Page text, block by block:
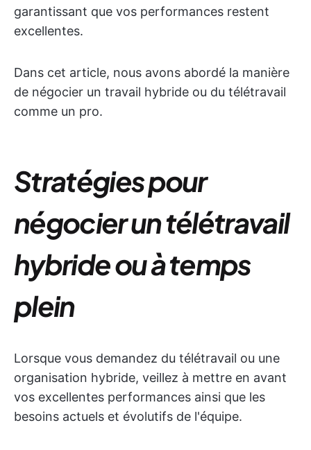
garantissant que vos performances restent
excellentes.
Dans cet article, nous avons abordé la manière
de négocier un travail hybride ou du télétravail
comme un pro.
Stratégies pour
négocier un télétravail
hybride ou à temps
plein
Lorsque vous demandez du télétravail ou une
organisation hybride, veillez à mettre en avant
vos excellentes performances ainsi que les
besoins actuels et évolutifs de l'équipe.